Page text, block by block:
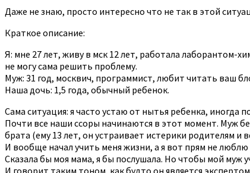
Даже не знаю, просто интересно что не так в этой
Краткое описание:
Я: мне 27 лет, живу в мск 12 лет, работала лаборантом-
не могу сама решить проблему.
Муж: 31 год, москвич, программист, любит читать ваш
Наша дочь: 1,5 года, обычный ребенок.
Сама ситуация: я часто устаю от нытья ребенка, иногда
Почти все наши ссоры начинаются в этот момент. Муж
брата (ему 13 лет, он устраивает истерики родителям и
И вообще начал учить меня жизни, а я вот прям не
Сказала бы моя мама, я бы послушала. Но чтобы мой муж
И говорит таким тоном, как будто он является